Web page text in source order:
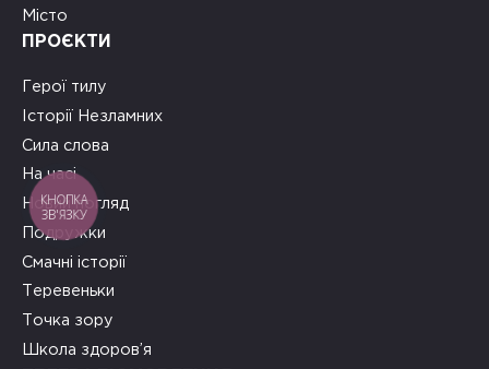
Місто
ПРОЄКТИ
Герої тилу
Історії Незламних
Сила слова
На часі
Новий погляд
Подружки
Смачні історії
Теревеньки
Точка зору
Школа здоров’я
КНОПКА
ЗВ'ЯЗКУ